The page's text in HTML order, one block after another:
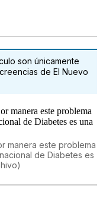
son únicamente
de El Nuevo
manera este problema
de Diabetes es